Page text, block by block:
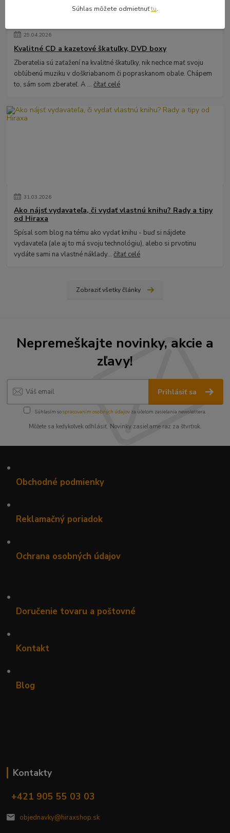
29.04.2026
Kvalitné CD a kazetové škatuľky, DVD boxy
Zberatelia sú zaťažení na kvalitné škatuľky, nik nechce mať svoju
obľúbenú muziku v doškriabanom či popraskanom obale. Chápem
to, sám som zberateľ. A ...čítať celé
31.03.2026
Ako nájsť vydavateľa, či vydať vlastnú knihu? Rady a tipy
od Hiraxa
Spísal som blog na tému ako vydať knihu - buď si nájdete
vydavateľa (ale aj to má svoju technológiu), alebo si prvotinu
vydáte sami na vlastné náklady...čítať celé
Zobraziť všetky články
Nepremeškajte novinky, akcie a
zľavy!
Prihlásiť sa
Súhlasím sospracovaním osobných údajov za účelom zasielania newslettera.
Môžete sa kedykoľvek odhlásiť. Novinky zasielame raz za štvrťrok.
•
Obchodné podmienky
•
Reklamačný poriadok
•
Ochrana osobných údajov
•
Doručenie tovaru a poštovné
•
Kontakt
•
Blog
Kontakty
+421 905 55 03 03
objednavky@hiraxshop.sk
Súhlas môžete odmietnuťtu.